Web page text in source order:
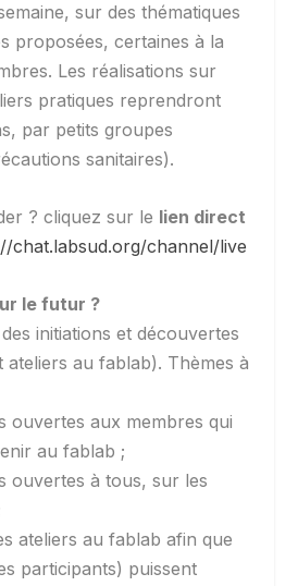
sur des thématiques
proposées, certaines à la
Les réalisations sur
pratiques reprendront
par petits groupes
sanitaires).
? cliquez sur le lien direct
chat.labsud.org/channel/live
le futur ?
initiations et découvertes
ateliers au fablab). Thèmes à
ouvertes aux membres qui
au fablab ;
ouvertes à tous, sur les
ateliers au fablab afin que
participants) puissent